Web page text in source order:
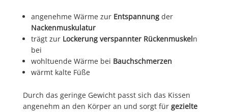
angenehme Wärme zur Entspannungder
Nackenmuskulatur
trägt zur Lockerung verspannter Rückenmuskeln
bei
wohltuende Wärme bei Bauchschmerzen
wärmt kalte Füße
Durch das geringe Gewicht passt sich das Kissen
angenehm an den Körper an und sorgt für gezielte